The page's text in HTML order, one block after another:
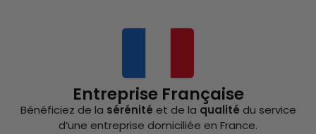
Entreprise Française
Bénéficiez de la sérénité et de la qualité du service
d’une entreprise domiciliée en France.